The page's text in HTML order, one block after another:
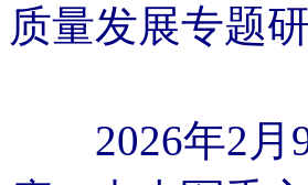
质量发展专题
2026年2